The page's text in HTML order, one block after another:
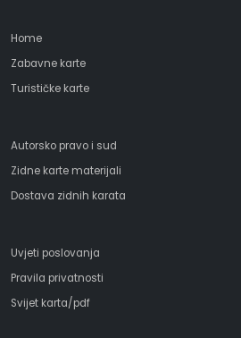
Home
Zabavne karte
Turističke karte
Autorsko pravo i sud
Zidne karte materijali
Dostava zidnih karata
Uvjeti poslovanja
Pravila privatnosti
Svijet karta/pdf